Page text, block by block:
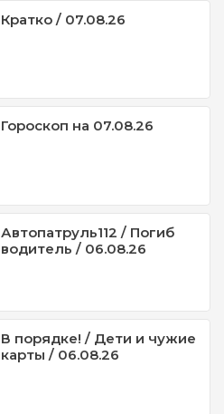
Кратко / 07.08.26
Гороскоп на 07.08.26
Автопатруль112 / Погиб
водитель / 06.08.26
В порядке! / Дети и чужие
карты / 06.08.26